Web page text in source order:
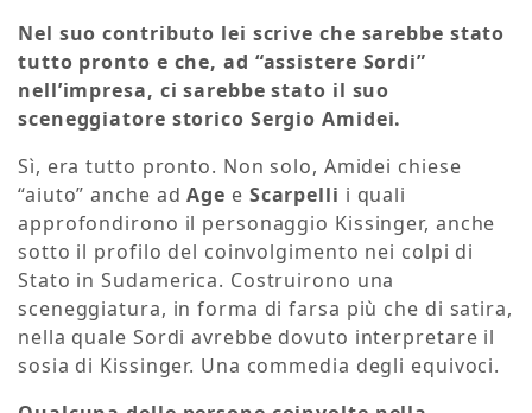
Nel suo contributo lei scrive che sarebbe stato
tutto pronto e che, ad “assistere Sordi”
nell’impresa, ci sarebbe stato il suo
sceneggiatore storico Sergio Amidei.
Sì, era tutto pronto. Non solo, Amidei chiese
“aiuto” anche adAge e Scarpelli i quali
approfondirono il personaggio Kissinger, anche
sotto il profilo del coinvolgimento nei colpi di
Stato in Sudamerica. Costruirono una
sceneggiatura, in forma di farsa più che di satira,
nella quale Sordi avrebbe dovuto interpretare il
sosia di Kissinger. Una commedia degli equivoci.